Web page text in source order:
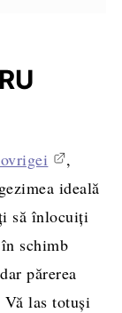
,
ideală
să înlocuiți
schimb
părerea
Vă las totuși